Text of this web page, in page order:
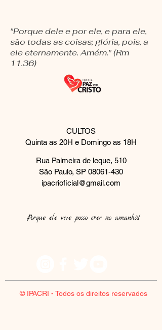
"Porque dele e por ele, e para ele,
são todas as coisas; glória, pois, a
ele eternamente. Amém." (Rm
11.36)
CULTOS
Quinta as 20H e Domingo as 18H
Rua Palmeira de leque, 510
São Paulo, SP 08061-430
ipacrioficial@gmail.com
Porque ele vive posso crer no amanhã!​
© IPACRI - Todos os direitos reservados